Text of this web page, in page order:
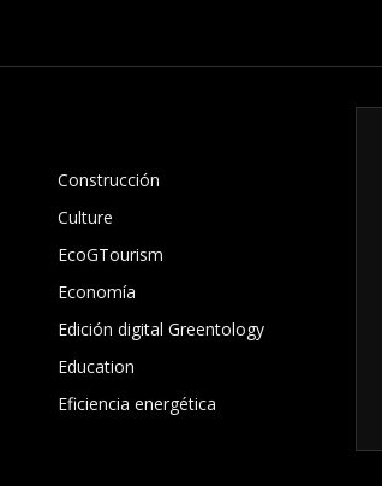
Construcción
Culture
EcoGTourism
Economía
Edición digital Greentology
Education
Eficiencia energética